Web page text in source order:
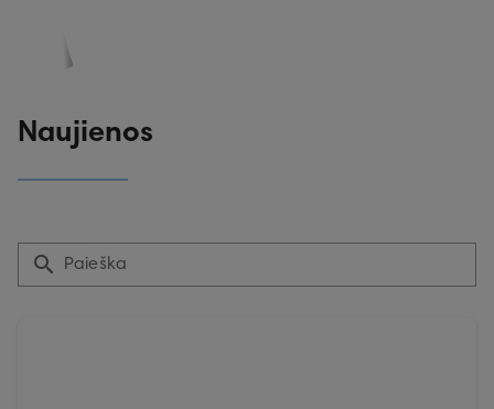
Naujienos
Paieška